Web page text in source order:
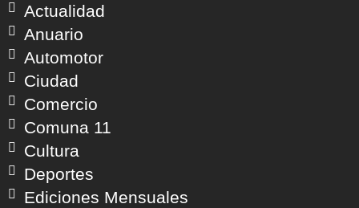
Actualidad
Anuario
Automotor
Ciudad
Comercio
Comuna 11
Cultura
Deportes
Ediciones Mensuales